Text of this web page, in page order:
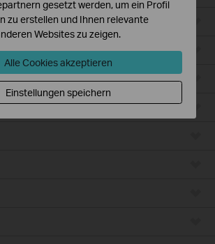
gesetzt werden, um ein Profil
zu erstellen und Ihnen relevante
Websites zu zeigen.
Alle Cookies akzeptieren
Einstellungen speichern